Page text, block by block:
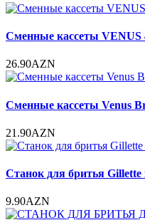
Сменные кассеты
26.90AZN
Сменные кассеты Venus
21.90AZN
Станок для бритья Gillette
9.90AZN